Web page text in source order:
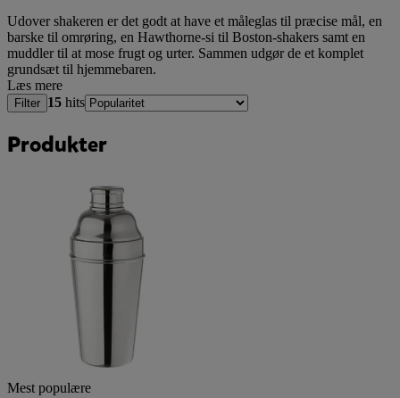
Udover shakeren er det godt at have et måleglas til præcise mål, en
barske til omrøring, en Hawthorne-si til Boston-shakers samt en
muddler til at mose frugt og urter. Sammen udgør de et komplet
grundsæt til hjemmebaren.
Læs mere
Filter 15 hits
Produkter
Mest populære